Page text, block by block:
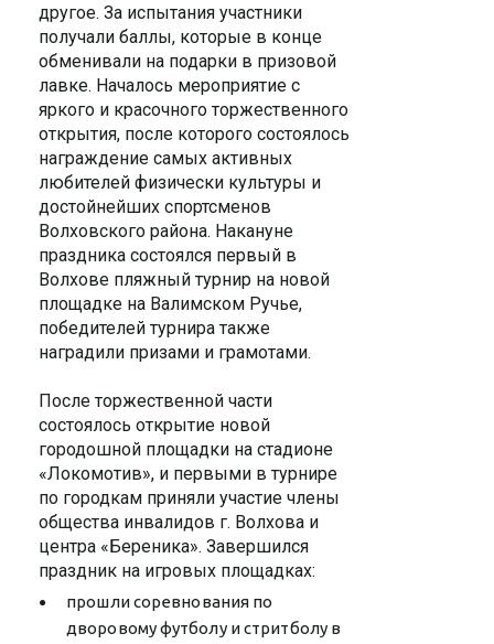
другое. За испытания участники
получали баллы, которые в конце
обменивали на подарки в призовой
лавке. Началось мероприятие с
яркого и красочного торжественного
открытия, после которого состоялось
награждение самых активных
любителей физически культуры и
достойнейших спортсменов
Волховского района. Накануне
праздника состоялся первый в
Волхове пляжный турнир на новой
площадке на Валимском Ручье,
победителей турнира также
наградили призами и грамотами.
После торжественной части
состоялось открытие новой
городошной площадки на стадионе
«Локомотив», и первыми в турнире
по городкам приняли участие члены
общества инвалидов г. Волхова и
центра «Береника». Завершился
праздник на игровых площадках:
прошли соревнования по
дворовому футболу и стритболу в